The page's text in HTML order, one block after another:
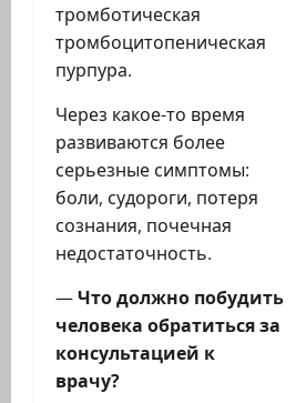
тромботическая
тромбоцитопеническая
пурпура.
Через какое-то время
развиваются более
серьезные симптомы:
боли, судороги, потеря
сознания, почечная
недостаточность.
—Что должно побудить
человека обратиться за
консультацией к
врачу?